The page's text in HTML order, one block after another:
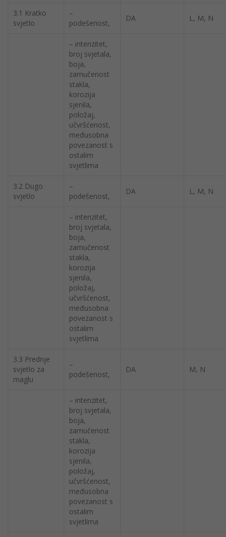
3.1 Kratko
svjetlo
–
podešenost,
DA L, M, N
– intenzitet,
broj svjetala,
boja,
zamučenost
stakla,
korozija
sjenila,
položaj,
učvršćenost,
međusobna
povezanost s
ostalim
svjetlima
3.2 Dugo
svjetlo
–
podešenost,
DA L, M, N
– intenzitet,
broj svjetala,
boja,
zamučenost
stakla,
korozija
sjenila,
položaj,
učvršćenost,
međusobna
povezanost s
ostalim
svjetlima
3.3 Prednje
svjetlo za
maglu
–
podešenost,
DA M, N
– intenzitet,
broj svjetala,
boja,
zamučenost
stakla,
korozija
sjenila,
položaj,
učvršćenost,
međusobna
povezanost s
ostalim
svjetlima